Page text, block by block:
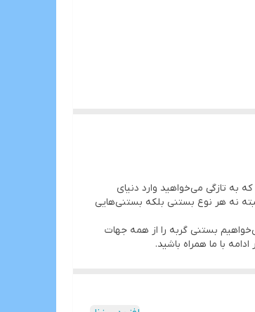
به تازگی می‌خواهید وارد دنیای
نه هر نوع بستنی بلکه بستنی‌هایی
بستنی گربه را از همه جهات
با ما همراه باشید.